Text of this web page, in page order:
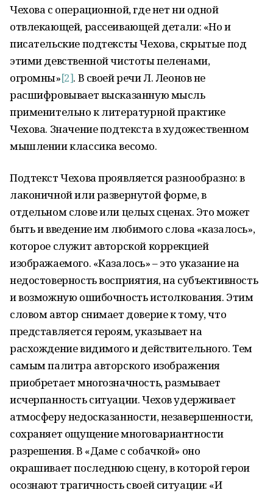
Чехова с операционной, где нет ни одной
отвлекающей, рассеивающей детали: «Но и
писательские подтексты Чехова, скрытые под
этими девственной чистоты пеленами,
огромны»[2]. В своей речи Л. Леонов не
расшифровывает высказанную мысль
применительно к литературной практике
Чехова. Значение подтекста в художественном
мышлении классика весомо.
Подтекст Чехова проявляется разнообразно: в
лаконичной или развернутой форме, в
отдельном слове или целых сценах. Это может
быть и введение им любимого слова «казалось»,
которое служит авторской коррекцией
изображаемого. «Казалось» – это указание на
недостоверность восприятия, на субъективность
и возможную ошибочность истолкования. Этим
словом автор снимает доверие к тому, что
представляется героям, указывает на
расхождение видимого и действительного. Тем
самым палитра авторского изображения
приобретает многозначность, размывает
исчерпанность ситуации. Чехов удерживает
атмосферу недосказанности, незавершенности,
сохраняет ощущение многовариантности
разрешения. В «Даме с собачкой» оно
окрашивает последнюю сцену, в которой герои
осознают трагичность своей ситуации: «И